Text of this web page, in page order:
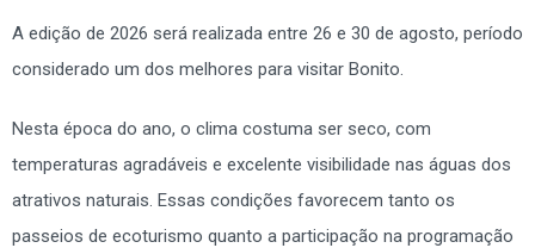
A edição de 2026 será realizada entre 26 e 30 de agosto, período
considerado um dos melhores para visitar Bonito.
Nesta época do ano, o clima costuma ser seco, com
temperaturas agradáveis e excelente visibilidade nas águas dos
atrativos naturais. Essas condições favorecem tanto os
passeios de ecoturismo quanto a participação na programação